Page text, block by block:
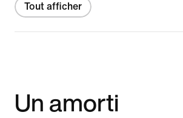
Tout afficher
Un amorti